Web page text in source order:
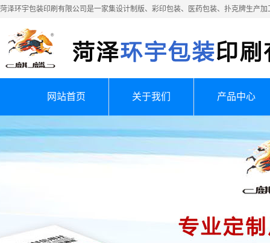
菏泽环宇包装印刷有限公司是一家集设计制版、彩印包装、医药包装、扑克牌生产
网站首页 关于我们 产品中心